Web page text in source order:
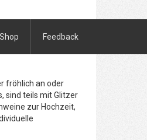
Feedback
fröhlich an oder
sind teils mit Glitzer
zur Hochzeit,